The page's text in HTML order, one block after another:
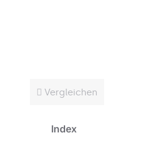
Vergleichen
Index